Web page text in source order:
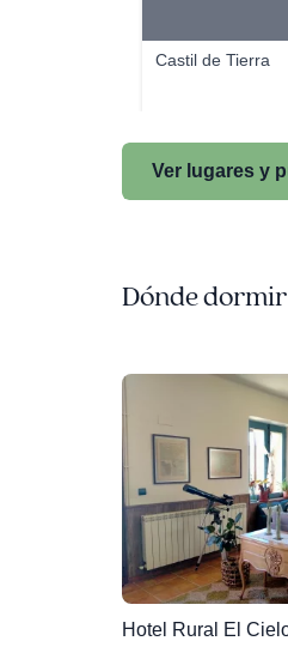
Castil de Tierra
Ver lugares y
Dónde
Hotel Rural El